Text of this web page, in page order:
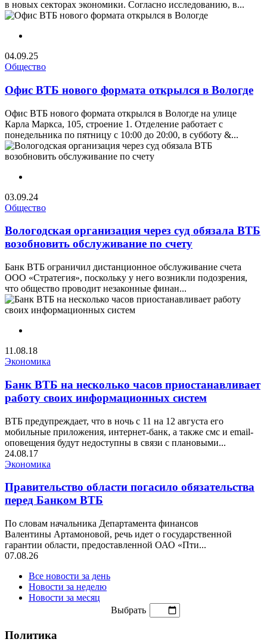
в новых секторах экономики. Согласно исследованию, в...
04.09.25
Общество
Офис ВТБ нового формата открылся в Вологде
Офис ВТБ нового формата открылся в Вологде на улице
Карла Маркса, 105, строение 1. Отделение работает с
понедельника по пятницу с 10:00 до 20:00, в субботу &...
03.09.24
Общество
Вологодская организация через суд обязала ВТБ
возобновить обслуживание по счету
Банк ВТБ ограничил дистанционное обслуживание счета
ООО «Стратегия», поскольку у него возникли подозрения,
что общество проводит незаконные финан...
11.08.18
Экономика
Банк ВТБ на несколько часов приостанавливает
работу своих информационных систем
ВТБ предупреждает, что в ночь с 11 на 12 августа его
мобильные приложения, интернет-банк, а также смс и email-
оповещения будут недоступны в связи с плановыми...
24.08.17
Экономика
Правительство области погасило обязательства
перед Банком ВТБ
По словам начальника Департамента финансов
Валентины Артамоновой, речь идет о государственной
гарантии области, предоставленной ОАО «Пти...
07.08.26
Все новости за день
Новости за неделю
Новости за месяц
Выбрать
Политика